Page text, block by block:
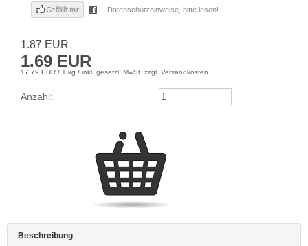
1.87EUR
1.69 EUR
17.79 EUR / 1 kg / inkl. gesetzl. MwSt. zzgl. Versandkosten
Anzahl:
Beschreibung